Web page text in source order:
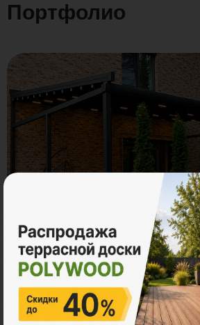
Портфолио
Терраса частного дома со
перголой. Пушкинский район,
«Княжий Бор»